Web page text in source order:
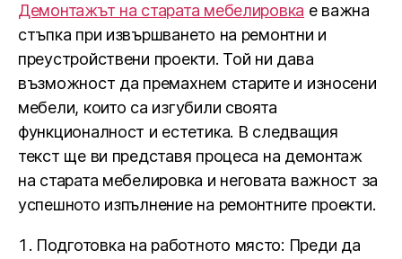
Демонтажът на старата мебелировка е важна
стъпка при извършването на ремонтни и
преустройствени проекти. Той ни дава
възможност да премахнем старите и износени
мебели, които са изгубили своята
функционалност и естетика. В следващия
текст ще ви представя процеса на демонтаж
на старата мебелировка и неговата важност за
успешното изпълнение на ремонтните проекти.
Подготовка на работното място: Преди да